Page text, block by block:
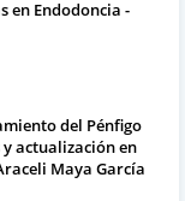
en Endodoncia -
del Pénfigo
y actualización en
Maya García